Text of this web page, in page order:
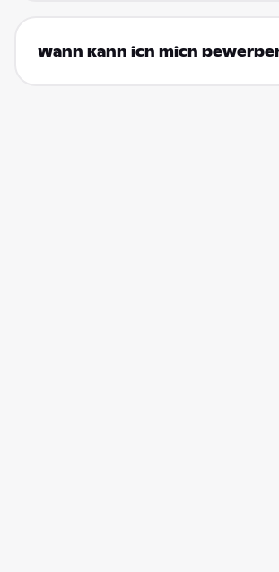
Wann kann ich mich